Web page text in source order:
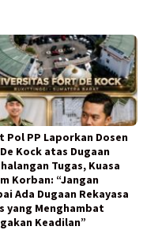
Pol PP Laporkan Dosen
Kock atas Dugaan
Tugas, Kuasa
Korban: “Jangan
Ada Dugaan Rekayasa
yang Menghambat
Keadilan”